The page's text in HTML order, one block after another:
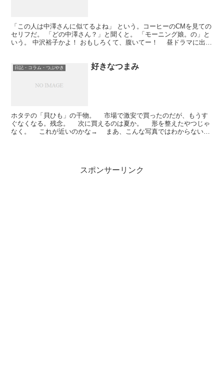
「この人は中澤さんに似てるよね」 という。コーヒーのCMを見ての
セリフだ。 「どの中澤さん？」と聞くと。 「モーニング娘。の」と
いう。 中沢裕子かよ！ おもしろくて、腹いてー！ 昼ドラマに出る
日記・コラム・つぶやき 好きなつまみ
ホタテの「貝ひも」の干物。 市場で激安で買ったのだが、もうす
ぐなくなる。残念。 次に買えるのは夏か。 形を整えたやつじゃ
なく。 これが近いのかな→ まあ、こんな写真ではわからないの
スポンサーリンク